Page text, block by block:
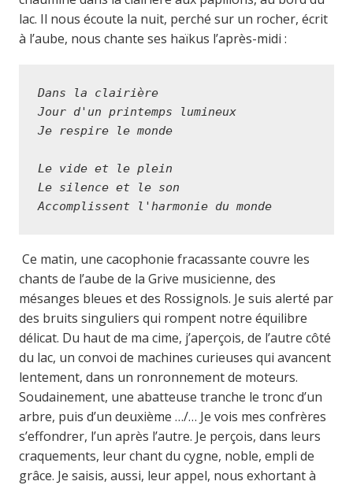
lac. Il nous écoute la nuit, perché sur un rocher, écrit
à l’aube, nous chante ses haïkus l’après-midi :
Dans la clairière
Jour d'un printemps lumineux
Je respire le monde
Le vide et le plein
Le silence et le son
Accomplissent l'harmonie du monde
Ce matin, une cacophonie fracassante couvre les
chants de l’aube de la Grive musicienne, des
mésanges bleues et des Rossignols. Je suis alerté par
des bruits singuliers qui rompent notre équilibre
délicat. Du haut de ma cime, j’aperçois, de l’autre côté
du lac, un convoi de machines curieuses qui avancent
lentement, dans un ronronnement de moteurs.
Soudainement, une abatteuse tranche le tronc d’un
arbre, puis d’un deuxième …/… Je vois mes confrères
s’effondrer, l’un après l’autre. Je perçois, dans leurs
craquements, leur chant du cygne, noble, empli de
grâce. Je saisis, aussi, leur appel, nous exhortant à